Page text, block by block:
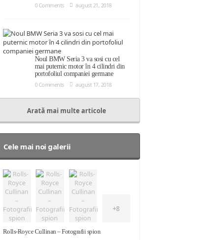
0 Comments
august 21, 2018
Noul BMW Seria 3 va sosi cu cel
mai puternic motor în 4 cilindri din
portofoliul companiei germane
0 Comments
august 17, 2018
Arată mai multe articole
Cele mai noi galerii
+8
Rolls-Royce Cullinan – Fotografii spion